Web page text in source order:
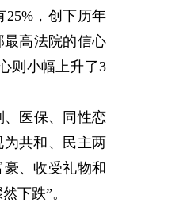
，创下历年
高法院的信心
则小幅上升了3
医保、同性恋
共和、民主两
、收受礼物和
下跌”。